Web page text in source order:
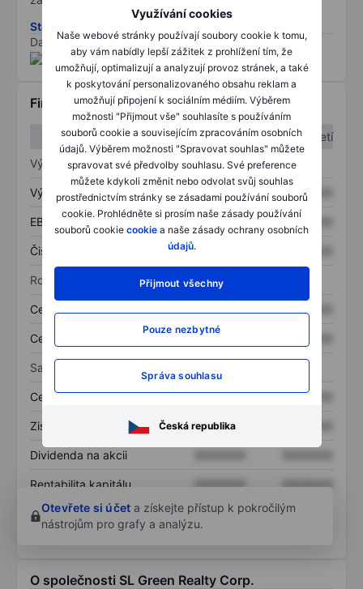
Využívání cookies
Naše webové stránky používají soubory cookie k tomu,
aby vám nabídly lepší zážitek z prohlížení tím, že
umožňují, optimalizují a analyzují provoz stránek, a také
k poskytování personalizovaného obsahu reklam a
umožňují připojení k sociálním médiím. Výběrem
možnosti "Přijmout vše" souhlasíte s používáním
souborů cookie a souvisejícím zpracováním osobních
údajů. Výběrem možnosti "Spravovat souhlas" můžete
spravovat své předvolby souhlasu. Své preference
můžete kdykoli změnit nebo odvolat svůj souhlas
prostřednictvím stránky se zásadami používání souborů
cookie. Prohlédněte si prosím naše zásady používání
souborů cookie cookie a naše zásady ochrany osobních
údajů.
Přijmout všechny
Pouze nezbytné
Správa souhlasu
Česká republika
Stáhněte si metodiku rizik ESG
Data poskytnuta od
/
Finanční informace
1. čtvrtletí
2. čtvrtletí
Výkaz zisku a ztráty
Výnos XXXXXXX XXXXXXX
EBITDA XXXXXXX XXXXXXX
Čistý příjem XXXXXXX
Rozvaha
Celková aktiva
Celkový dluh XXXXXXX
Sazby
Cena/tržby XXXXXXX XXXXXXX
Zisk na akcii XXXXXXX
Dividenda na akcii
Rentabilita kapitálu XXXXXXX
XXXXXXX
Otevřete si účet a získejte přístup k pokročilým
nástrojům pro grafy a analýzu.
O společnosti SL Green Realty Corp.